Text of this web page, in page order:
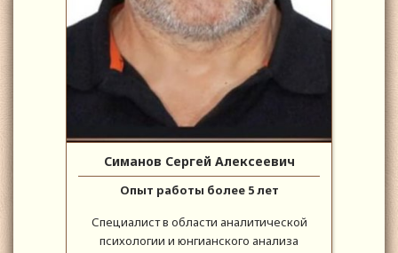
Симанов Сергей Алексеевич
Опыт работы более 5 лет
Специалист в области аналитической
психологии и юнгианского анализа